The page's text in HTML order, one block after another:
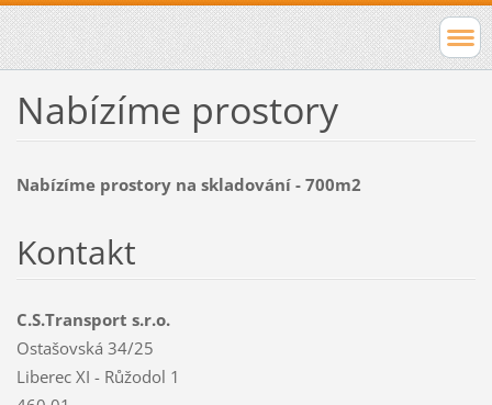
Nabízíme prostory
Nabízíme prostory na skladování - 700m2
Kontakt
C.S.Transport s.r.o.
Ostašovská 34/25
Liberec XI - Růžodol 1